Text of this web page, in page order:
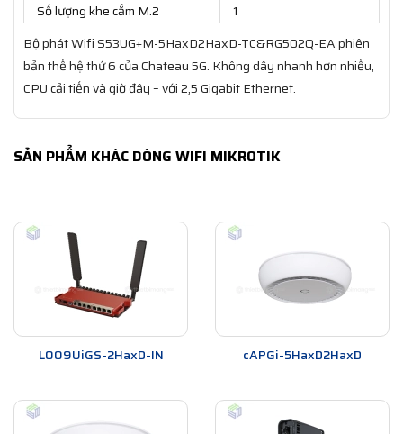
Số lượng khe cắm M.2
1
Bộ phát Wifi S53UG+M-5HaxD2HaxD-TC&RG502Q-EA phiên
bản thế hệ thứ 6 của Chateau 5G. Không dây nhanh hơn nhiều,
CPU cải tiến và giờ đây – với 2,5 Gigabit Ethernet.
SẢN PHẨM KHÁC DÒNG WIFI MIKROTIK
L009UiGS-2HaxD-IN cAPGi-5HaxD2HaxD